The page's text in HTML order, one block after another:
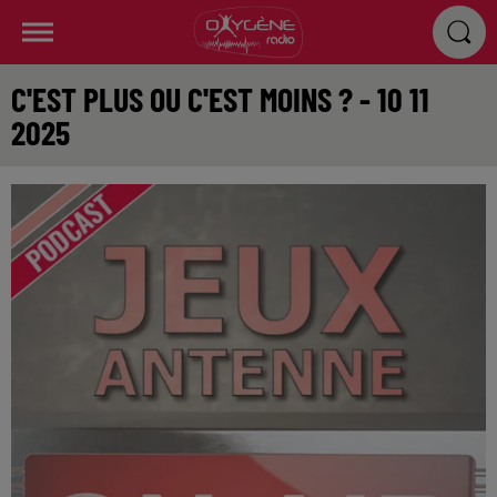
C'EST PLUS OU C'EST MOINS ? - 10 11
2025